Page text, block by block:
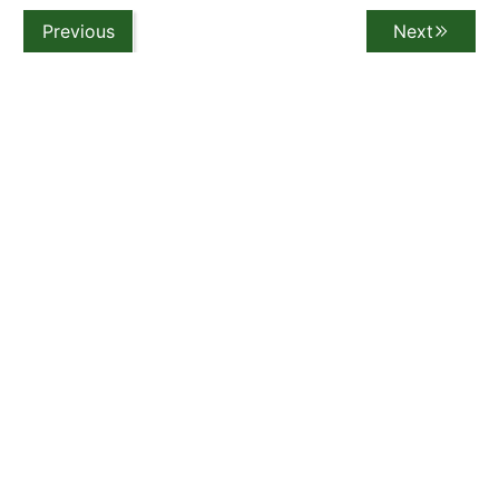
Previous Next